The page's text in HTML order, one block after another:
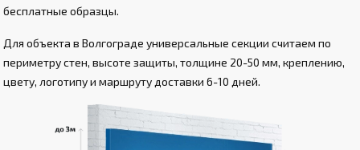
бесплатные образцы.
Для объекта в Волгограде универсальные секции считаем по
периметру стен, высоте защиты, толщине 20-50 мм, креплению,
цвету, логотипу и маршруту доставки 6-10 дней.